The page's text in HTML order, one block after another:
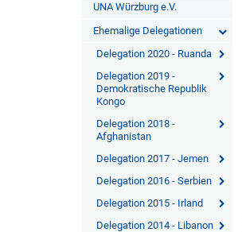
UNA Würzburg e.V.
Ehemalige Delegationen
Delegation 2020 - Ruanda
Delegation 2019 -
Demokratische Republik
Kongo
Delegation 2018 -
Afghanistan
Delegation 2017 - Jemen
Delegation 2016 - Serbien
Delegation 2015 - Irland
Delegation 2014 - Libanon